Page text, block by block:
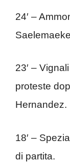
24′ –
23′ –
proteste
Hernandez.
18′ –
di partita.